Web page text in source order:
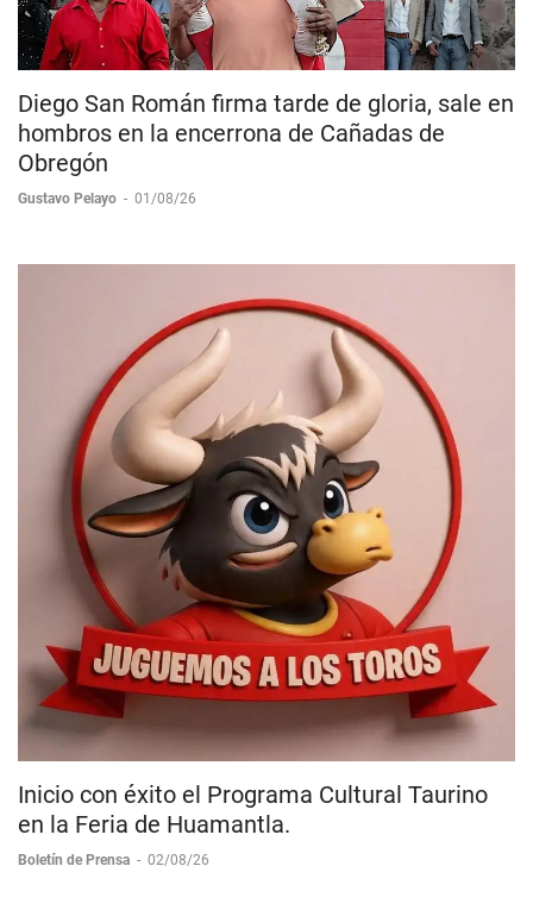
Diego San Román firma tarde de gloria, sale en
hombros en la encerrona de Cañadas de
Obregón
Gustavo Pelayo - 01/08/26
Inicio con éxito el Programa Cultural Taurino
en la Feria de Huamantla.
Boletín de Prensa - 02/08/26